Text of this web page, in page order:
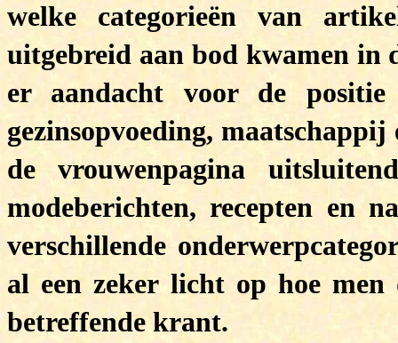
welke categorieën van
uitgebreid aan bod kwamen in
er aandacht voor de
gezinsopvoeding,
de vrouwenpagina
modeberichten, recepten en
verschillende
al een zeker licht op hoe
betreffende krant.